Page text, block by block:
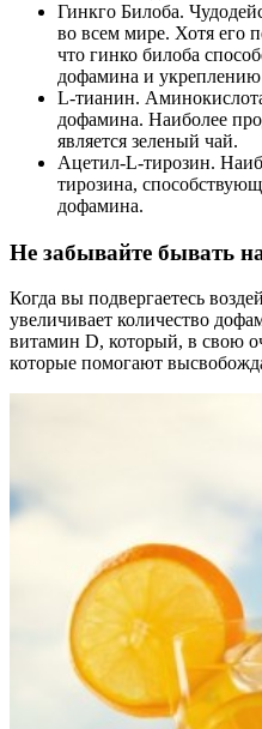
Гинкго Билоба.
во всем мире. Хотя его
что гинко билоба
дофамина и
L-тианин.
дофамина. Наиболее
является зеленый чай.
Ацетил-L-тирозин.
тирозина,
дофамина.
Не забывайте бывать
Когда вы подвергаетесь
увеличивает количество
витамин D, который, в свою
которые помогают